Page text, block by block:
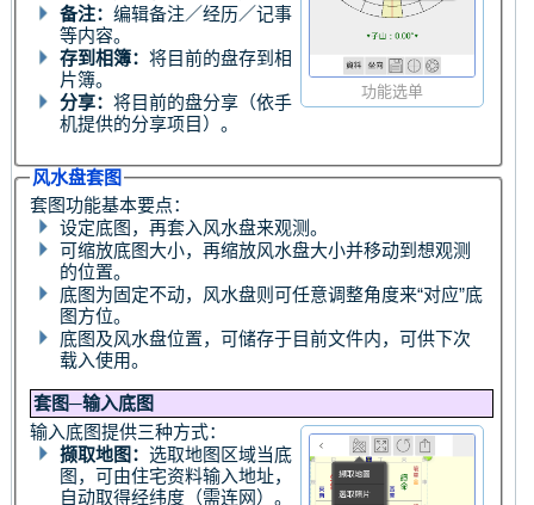
功能选单
备注：编辑备注／经历／记事
等内容。
存到相簿：将目前的盘存到相
片簿。
分享：将目前的盘分享（依手
机提供的分享项目）。
风水盘套图
套图功能基本要点：
设定底图，再套入风水盘来观测。
可缩放底图大小，再缩放风水盘大小并移动到想观测
的位置。
底图为固定不动，风水盘则可任意调整角度来“对应”底
图方位。
底图及风水盘位置，可储存于目前文件内，可供下次
载入使用。
套图─输入底图
输入底图提供三种方式：
撷取地图：选取地图区域当底
图，可由住宅资料输入地址，
自动取得经纬度（需连网）。